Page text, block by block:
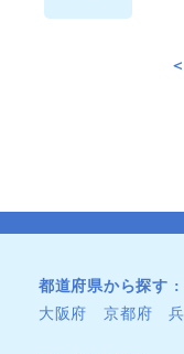
都道府県から探す
大阪府
京都府